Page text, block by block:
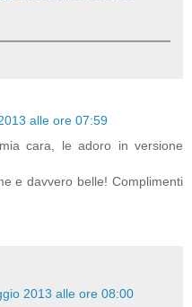
alle ore 07:59
cara, le adoro in versione
e davvero belle! Complimenti
2013 alle ore 08:00